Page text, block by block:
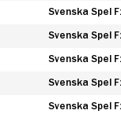
Svenska Spel
Svenska Spel
Svenska Spel
Svenska Spel
Svenska Spel